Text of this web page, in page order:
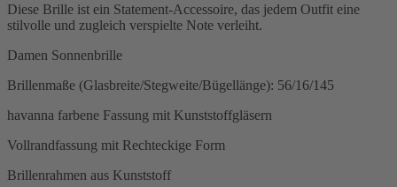
Diese Brille ist ein Statement-Accessoire, das jedem Outfit eine
stilvolle und zugleich verspielte Note verleiht.
Damen Sonnenbrille
Brillenmaße (Glasbreite/Stegweite/Bügellänge): 56/16/145
havanna farbene Fassung mit Kunststoffgläsern
Vollrandfassung mit Rechteckige Form
Brillenrahmen aus Kunststoff